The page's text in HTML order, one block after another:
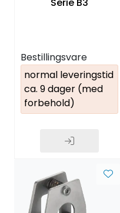
Bestillingsvare
normal leveringstid
ca. 9 dager (med
forbehold)